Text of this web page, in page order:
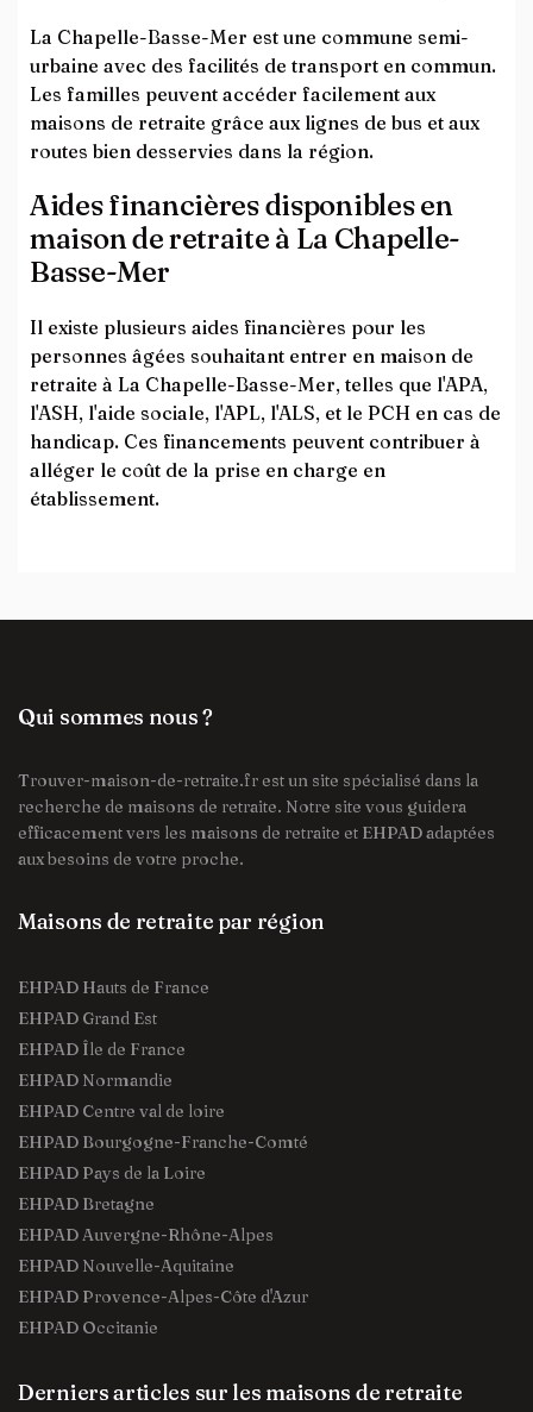
La Chapelle-Basse-Mer est une commune semi-
urbaine avec des facilités de transport en commun.
Les familles peuvent accéder facilement aux
maisons de retraite grâce aux lignes de bus et aux
routes bien desservies dans la région.
Aides financières disponibles en
maison de retraite à La Chapelle-
Basse-Mer
Il existe plusieurs aides financières pour les
personnes âgées souhaitant entrer en maison de
retraite à La Chapelle-Basse-Mer, telles que l'APA,
l'ASH, l'aide sociale, l'APL, l'ALS, et le PCH en cas de
handicap. Ces financements peuvent contribuer à
alléger le coût de la prise en charge en
établissement.
Qui sommes nous ?
Trouver-maison-de-retraite.fr est un site spécialisé dans la
recherche de maisons de retraite. Notre site vous guidera
efficacement vers les maisons de retraite et EHPAD adaptées
aux besoins de votre proche.
Maisons de retraite par région
EHPAD Hauts de France
EHPAD Grand Est
EHPAD Île de France
EHPAD Normandie
EHPAD Centre val de loire
EHPAD Bourgogne-Franche-Comté
EHPAD Pays de la Loire
EHPAD Bretagne
EHPAD Auvergne-Rhône-Alpes
EHPAD Nouvelle-Aquitaine
EHPAD Provence-Alpes-Côte d'Azur
EHPAD Occitanie
Derniers articles sur les maisons de retraite